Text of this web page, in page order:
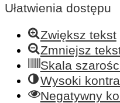
Ułatwienia dostępu
Zwiększ tekst
Zmniejsz
Skala
Wysoki
Negatywny